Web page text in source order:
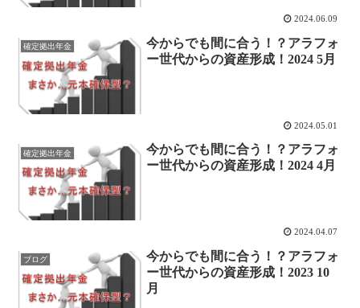
2024.06.09
確定拠出年金
今からでも間に合う！？アラフォ
ー世代からの資産形成！2024 5月
2024.05.01
確定拠出年金
今からでも間に合う！？アラフォ
ー世代からの資産形成！2024 4月
2024.04.07
ブログ
今からでも間に合う！？アラフォ
ー世代からの資産形成！2023 10
月